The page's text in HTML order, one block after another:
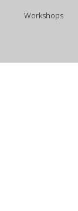
Workshops